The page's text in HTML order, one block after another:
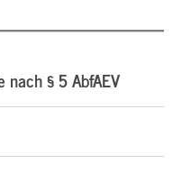
nach § 5 AbfAEV